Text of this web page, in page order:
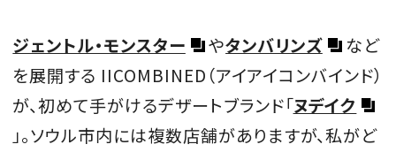
ジェントル・モンスター やタンバリンズ
など
を展開する IICOMBINED（アイアイコンバインド）
が、初めて手がけるデザートブランド「ヌデイク
」。ソウル市内には複数店舗がありますが、私がど